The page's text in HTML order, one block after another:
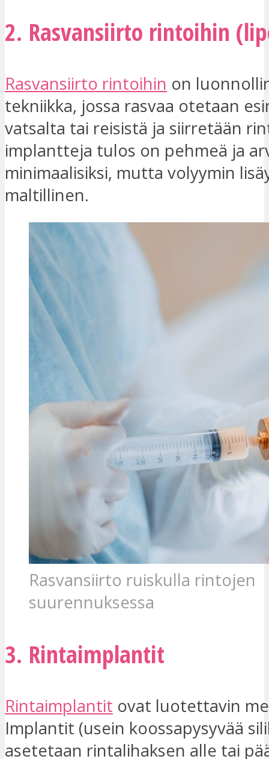
2. Rasvansiirto rintoihin
Rasvansiirto rintoihin on
tekniikka, jossa rasvaa otetaan
vatsalta tai reisistä ja siirretään
implantteja tulos on pehmeä ja
minimaalisiksi, mutta volyymin
maltillinen.
Rasvansiirto ruiskulla rintojen
suurennuksessa
3. Rintaimplantit
Rintaimplantit ovat luotettavin
Implantit (usein koossapysyvää
asetetaan rintalihaksen alle tai